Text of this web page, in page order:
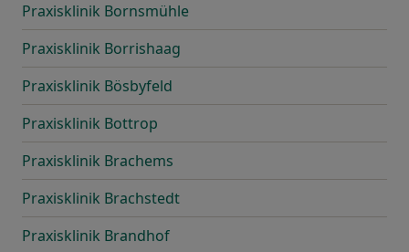
Praxisklinik Bornsmühle
Praxisklinik Borrishaag
Praxisklinik Bösbyfeld
Praxisklinik Bottrop
Praxisklinik Brachems
Praxisklinik Brachstedt
Praxisklinik Brandhof